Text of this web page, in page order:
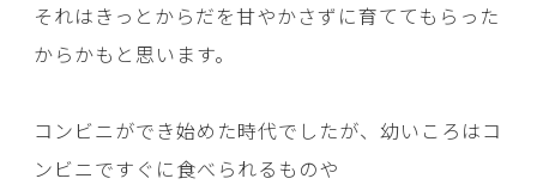
それはきっとからだを甘やかさずに育ててもらった
からかもと思います。
コンビニができ始めた時代でしたが、幼いころはコ
ンビニですぐに食べられるものや